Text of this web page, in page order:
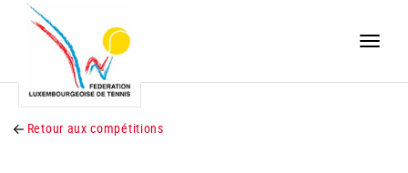
Toggle
Retour aux compétitions